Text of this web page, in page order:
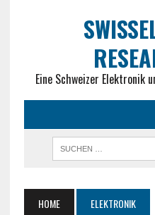
Eine Schweizer Elektronik
HOME ELEKTRONIK